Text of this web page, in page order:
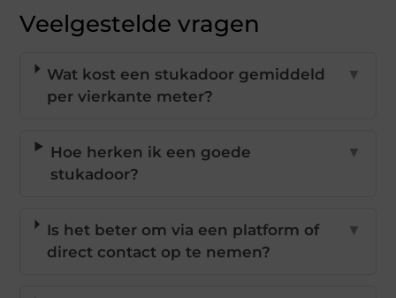
Veelgestelde vragen
Wat kost een stukadoor gemiddeld
per vierkante meter?
▼
Hoe herken ik een goede
stukadoor?
▼
Is het beter om via een platform of
direct contact op te nemen?
▼